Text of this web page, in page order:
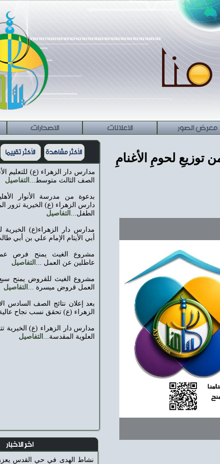
الاعلانات الاصدارات راسلنا
لحومِ الأغنامِ
مدارس دار الزهراء (ع) للتعليم الأساسي تفتح مرحلة
الصف الثالث متوسط...التفاصيل
بدعوة من مدرسة الأنوار الأهلية للبنات: مدارس
دارس الزهراء (ع) الخيرية تزور المعرض الدائم لكتاب
مدارس دار الزهراء(ع) الخيرية للأيتام تحتفي بميلاد
أبي الأيتام الإمام علي بن أبي طالب (ع)... التفاصيل
مشروع الغيث يمنح فرص عمل لخمسة شباب
التفاصيل
مشروع الغيث للقروض يمنح سبع من العاطلين عن
العمل قروض ميسرة ...التفاصيل
بعد إعلان نتائج الصف السادس الابتدائي مدارس دار
الزهراء (ع) تحقق نسب نجاح عالية...التفاصيل
مدارس دار الزهراء (ع) الخيرية تتشرف بزيارة العتبة
العلوية المقدسة...
التفاصيل
اخر الاخبار
نشاط الهدى في حي القدس يعزز ثقافة الإنفاق لدى